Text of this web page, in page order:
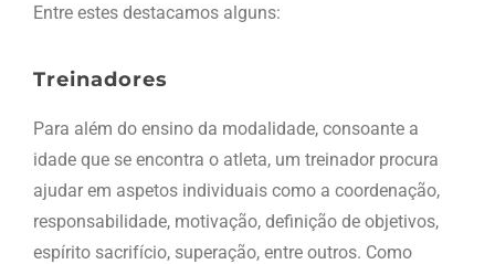
Entre estes destacamos alguns:
Treinadores
Para além do ensino da modalidade, consoante a
idade que se encontra o atleta, um treinador procura
ajudar em aspetos individuais como a coordenação,
responsabilidade, motivação, definição de objetivos,
espírito sacrifício, superação, entre outros. Como